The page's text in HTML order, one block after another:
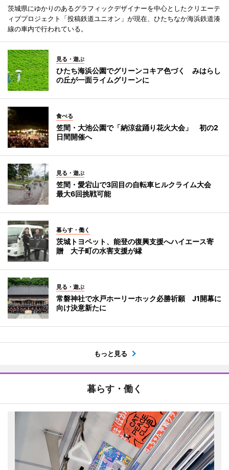
茨城県にゆかりのあるグラフィックデザイナーを中心としたクリエーテ
ィブプロジェクト「投稿鉄道ユニオン」が現在、ひたちなか海浜鉄道湊
線の車内で行われている。
見る・遊ぶ
ひたち海浜公園でグリーンコキア色づく みはらし
の丘が一面ライムグリーンに
食べる
笠間・大池公園で「納涼盆踊り花火大会」 初の2
日間開催へ
見る・遊ぶ
笠間・愛宕山で3回目の自転車ヒルクライム大会
最大6回挑戦可能
暮らす・働く
茨城トヨペット、能登の復興支援へハイエース寄
贈 大子町の水害支援が縁
見る・遊ぶ
常磐神社で水戸ホーリーホック必勝祈願 J1開幕に
向け決意新たに
もっと見る
暮らす・働く